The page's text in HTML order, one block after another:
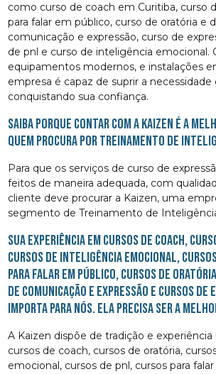
como curso de coach em Curitiba, curso
para falar em público, curso de oratória e
comunicação e expressão, curso de
de pnl e curso de inteligência emocional.
equipamentos modernos, e instalações
empresa é capaz de suprir a necessidade
conquistando sua confiança.
Saiba porque contar com a Kaizen é a
quem procura por Treinamento de
Para que os serviços de curso de
feitos de maneira adequada, com
cliente deve procurar a Kaizen, uma
segmento de Treinamento de
Sua experiência em cursos de coach,
cursos de inteligência emocional,
para falar em público, cursos de
de comunicação e expressão e cursos de
importa para nós. Ela precisa ser a
A Kaizen dispõe de tradição e
cursos de coach, cursos de oratória,
emocional, cursos de pnl, cursos para